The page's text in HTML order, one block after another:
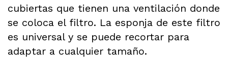
cubiertas que tienen una ventilación donde
se coloca el filtro. La esponja de este filtro
es universal y se puede recortar para
adaptar a cualquier tamaño.